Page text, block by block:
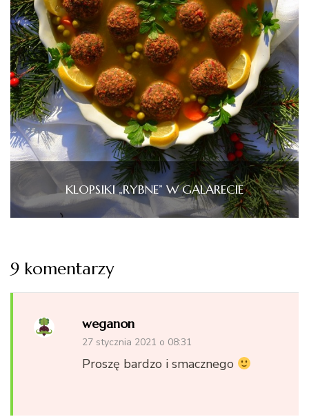
KLOPSIKI „RYBNE” W GALARECIE
9 komentarzy
weganon
27 stycznia 2021 o 08:31
Proszę bardzo i smacznego